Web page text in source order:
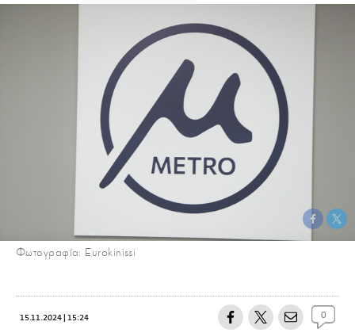
Φωτογραφία: Eurokinissi
15.11.2024 | 15:24 0